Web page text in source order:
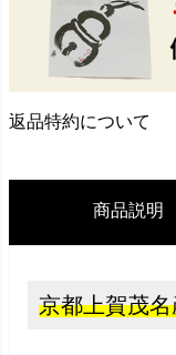
返品特約について
商品説明
京都上賀茂